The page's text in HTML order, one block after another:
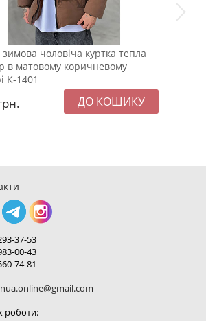
чоловіча куртка тепла
в матовому коричневому
К-1401
37-53
00-43
74-81
роботи: